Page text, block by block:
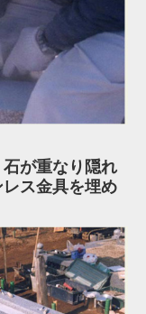
が重なり隠れ
ス金具を埋め